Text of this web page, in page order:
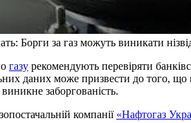
Борги за газ можуть виникати
газу рекомендують перевіряти
даних може призвести до того,
заборгованість.
компанії «Нафтогаз